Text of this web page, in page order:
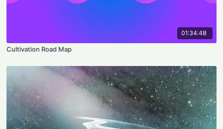
01:34:48
Cultivation Road Map